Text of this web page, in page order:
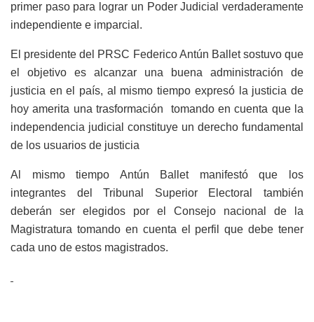
primer paso para lograr un Poder Judicial verdaderamente
independiente e imparcial.
El presidente del PRSC Federico Antún Ballet sostuvo que
el objetivo es alcanzar una buena administración de
justicia en el país, al mismo tiempo expresó la justicia de
hoy amerita una trasformación tomando en cuenta que la
independencia judicial constituye un derecho fundamental
de los usuarios de justicia
Al mismo tiempo Antún Ballet manifestó que los
integrantes del Tribunal Superior Electoral también
deberán ser elegidos por el Consejo nacional de la
Magistratura tomando en cuenta el perfil que debe tener
cada uno de estos magistrados.